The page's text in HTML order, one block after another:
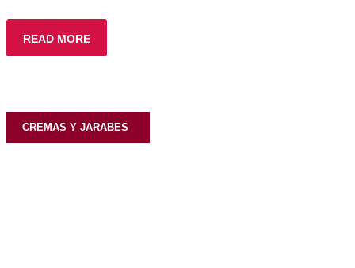
READ MORE
CREMAS Y JARABES